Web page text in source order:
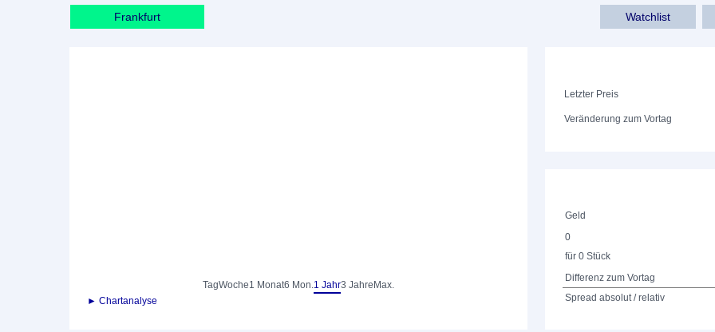
Frankfurt Watchlist
TagWoche1 Monat6 Mon.1 Jahr3 Jahre Max.
► Chartanalyse
Letzter Preis
Veränderung zum Vortag
Geld
0
für 0 Stück
Differenz zum Vortag
Spread absolut / relativ